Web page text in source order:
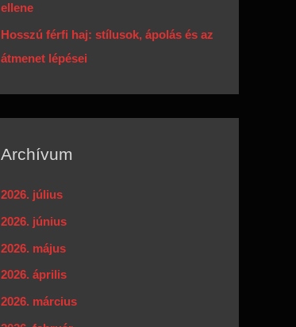
ellene
Hosszú férfi haj: stílusok, ápolás és az
átmenet lépései
Archívum
2026. július
2026. június
2026. május
2026. április
2026. március